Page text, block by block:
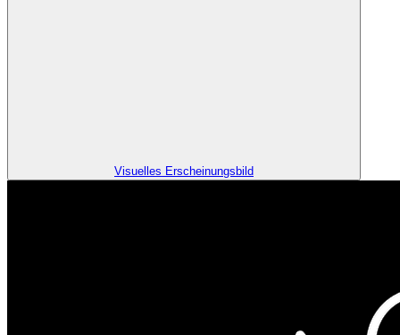
Visuelles Erscheinungsbild